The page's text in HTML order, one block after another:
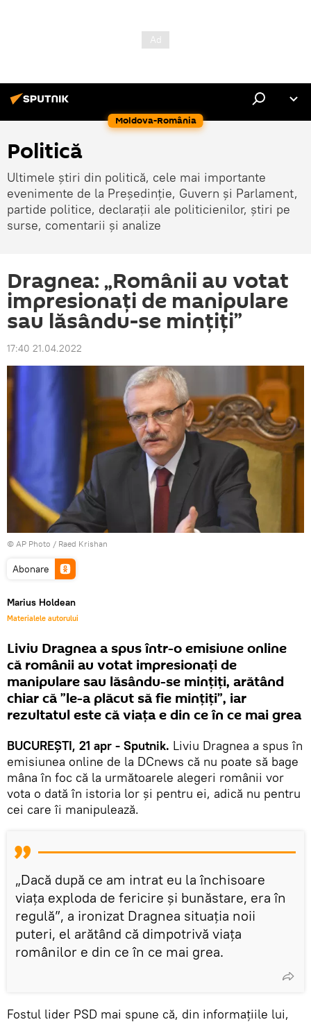
Moldova-România
Politică
Ultimele știri din politică, cele mai importante
evenimente de la Președinție, Guvern și Parlament,
partide politice, declarații ale politicienilor, știri pe
surse, comentarii și analize
Dragnea: „Românii au votat
impresionați de manipulare
sau lăsându-se mințiți”
17:40 21.04.2022
© AP Photo / Raed Krishan
Abonare
Marius Holdean
Materialele autorului
Liviu Dragnea a spus într-o emisiune online
că românii au votat impresionați de
manipulare sau lăsându-se mințiți, arătând
chiar că ”le-a plăcut să fie mințiți”, iar
rezultatul este că viața e din ce în ce mai grea
BUCUREȘTI, 21 apr - Sputnik. Liviu Dragnea a spus în
emisiunea online de la DCnews că nu poate să bage
mâna în foc că la următoarele alegeri românii vor
vota o dată în istoria lor și pentru ei, adică nu pentru
cei care îi manipulează.
„Dacă după ce am intrat eu la închisoare
viața exploda de fericire și bunăstare, era în
regulă”, a ironizat Dragnea situația noii
puteri, el arătând că dimpotrivă viața
românilor e din ce în ce mai grea.
Fostul lider PSD mai spune că, din informațiile lui,